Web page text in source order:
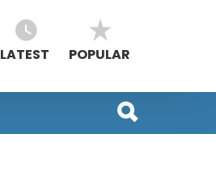
LATEST POPULAR